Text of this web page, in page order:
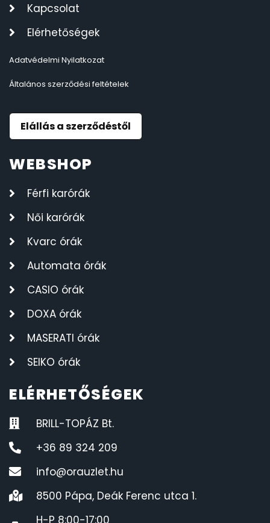
Kapcsolat
Elérhetőségek
Adatvédelmi Nyilatkozat
Általános szerződési feltételek
Elállás a szerződéstől
WEBSHOP
Férfi karórák
Női karórák
Kvarc órák
Automata órák
CASIO órák
DOXA órák
MASERATI órák
SEIKO órák
ELÉRHETŐSÉGEK
BRILL-TOPÁZ Bt.
+36 89 324 209
info@orauzlet.hu
8500 Pápa, Deák Ferenc utca 1.
H-P 8:00-17:00